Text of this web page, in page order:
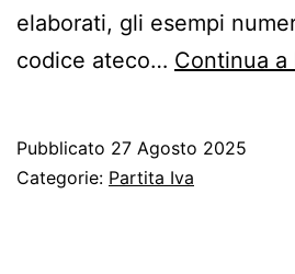
elaborati, gli esempi
codice ateco… Continua a
Pubblicato 27 Agosto 2025
Categorie: Partita Iva